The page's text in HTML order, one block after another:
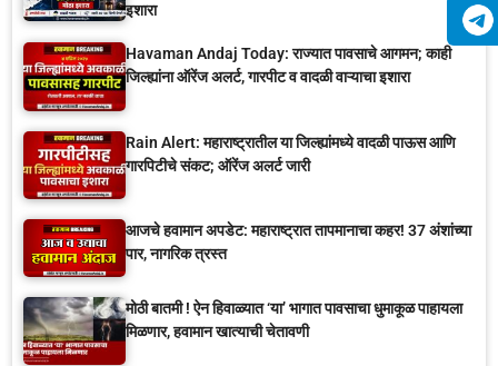
इशारा
Havaman Andaj Today: राज्यात पावसाचे आगमन; काही
जिल्ह्यांना ऑरेंज अलर्ट, गारपीट व वादळी वाऱ्याचा इशारा
Rain Alert: महाराष्ट्रातील या जिल्ह्यांमध्ये वादळी पाऊस आणि
गारपिटीचे संकट; ऑरेंज अलर्ट जारी
आजचे हवामान अपडेट: महाराष्ट्रात तापमानाचा कहर! 37 अंशांच्या
पार, नागरिक त्रस्त
मोठी बातमी ! ऐन हिवाळ्यात ‘या’ भागात पावसाचा धुमाकूळ पाहायला
मिळणार, हवामान खात्याची चेतावणी